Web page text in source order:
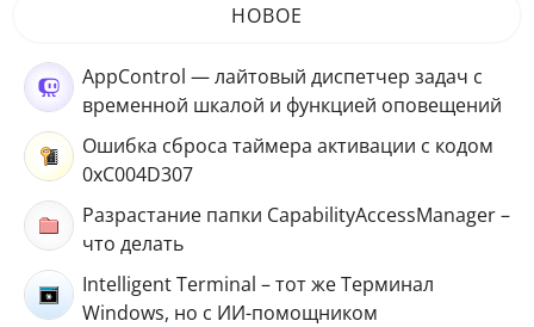
НОВОЕ
AppControl — лайтовый диспетчер задач с
временной шкалой и функцией оповещений
Ошибка сброса таймера активации с кодом
0xC004D307
Разрастание папки CapabilityAccessManager –
что делать
Intelligent Terminal – тот же Терминал
Windows, но с ИИ-помощником